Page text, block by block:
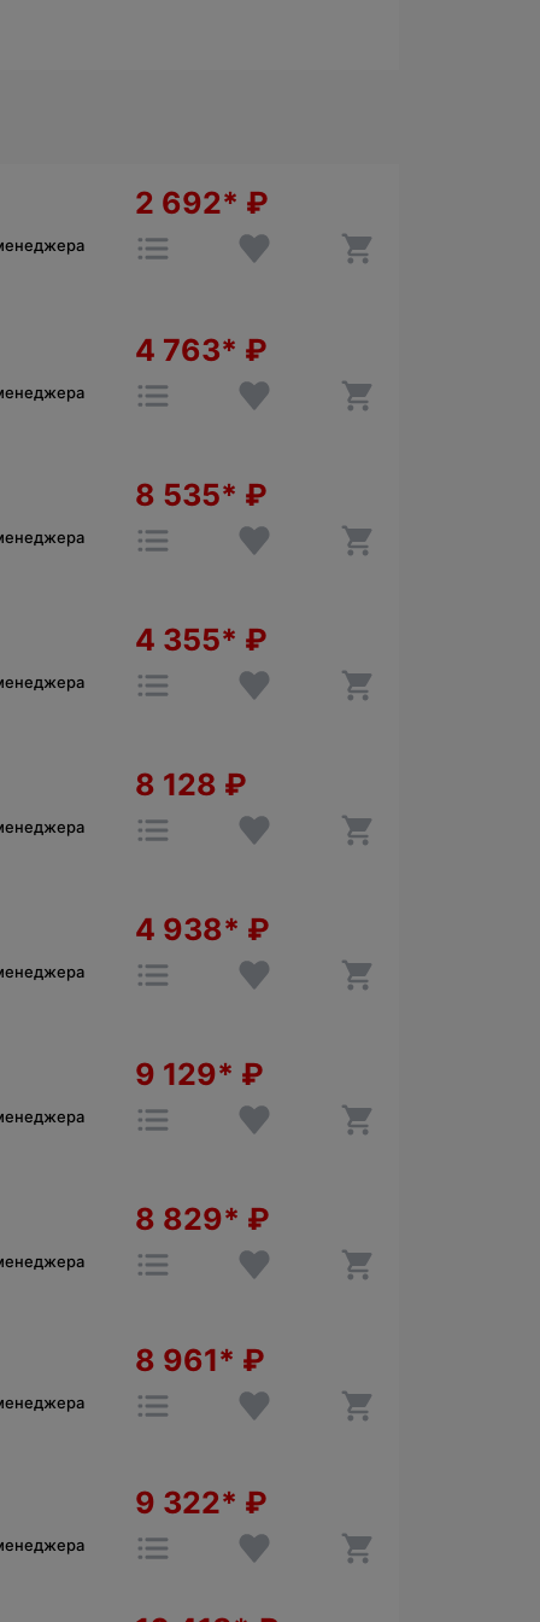
2 692* ₽
4 763* ₽
8 535* ₽
4 355* ₽
8 128 ₽
4 938* ₽
9 129* ₽
8 829* ₽
8 961* ₽
9 322* ₽